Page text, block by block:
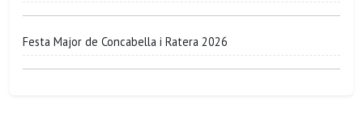
Festa Major de Concabella i Ratera 2026